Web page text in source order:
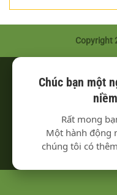
Copyright
Chúc bạn một
Rất mong
Một hành động
chúng tôi có